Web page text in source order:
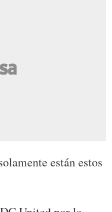
están estos